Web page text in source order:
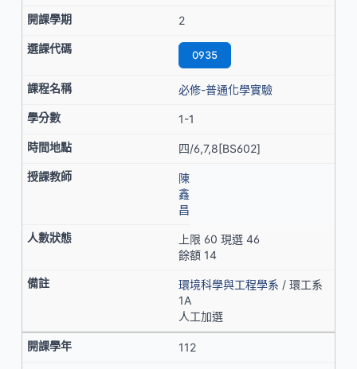
2
0935
必修-普通化學實驗
1-1
四/6,7,8[BS602]
陳
鑫
昌
上限 60 現選 46
餘額 14
環境科學與工程學系 / 環工系
1A
人工加選
112